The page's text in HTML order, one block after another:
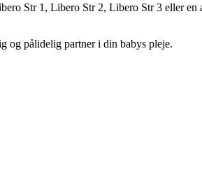
Str 1, Libero Str 2, Libero Str 3 eller en
og pålidelig partner i din babys pleje.